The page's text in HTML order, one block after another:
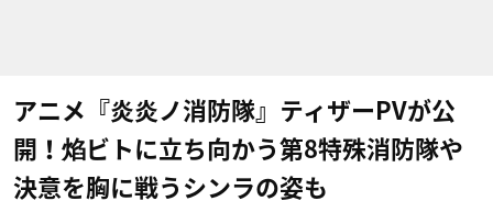
アニメ『炎炎ノ消防隊』ティザーPVが公
開！焰ビトに立ち向かう第8特殊消防隊や
決意を胸に戦うシンラの姿も